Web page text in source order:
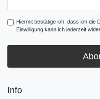
Hiermit bestätige ich, dass ich die
Einwilligung kann ich jederzeit
Info